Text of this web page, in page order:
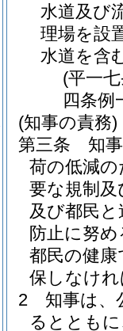
水道及び
理場を設
水道を含
(平一
四条例
(知事の責務)
第三条
知
荷の低減
要な規制
及び都民
防止に努
都民の健
保しなけ
2
知事は、
るととも